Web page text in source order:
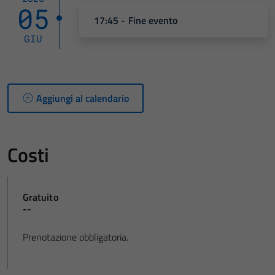
05
GIU
17:45 - Fine evento
Aggiungi al calendario
Costi
Gratuito
--
Prenotazione obbligatoria.